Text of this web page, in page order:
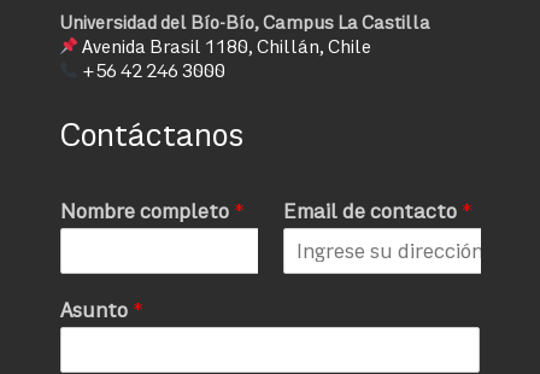
Universidad del Bío-Bío, Campus La Castilla
Avenida Brasil 1180, Chillán, Chile
+56 42 246 3000
Contáctanos
Nombre completo * Email de contacto *
Asunto *